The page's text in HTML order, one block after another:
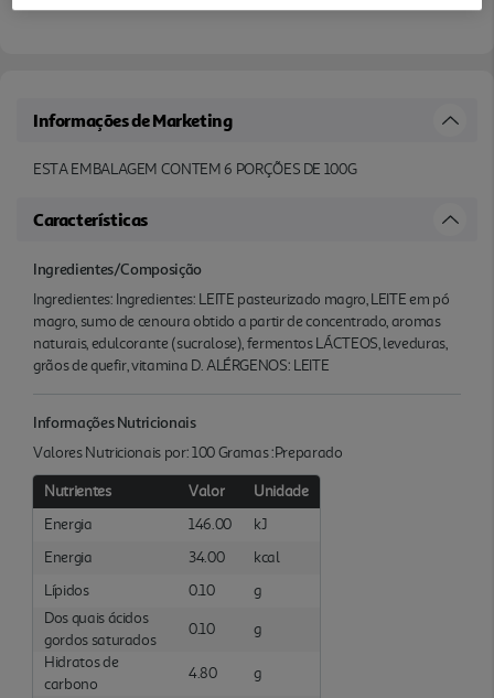
Informações de Marketing
ESTA EMBALAGEM CONTEM 6 PORÇÕES DE 100G
Características
Ingredientes/Composição
Ingredientes: Ingredientes: LEITE pasteurizado magro, LEITE em pó
magro, sumo de cenoura obtido a partir de concentrado, aromas
naturais, edulcorante (sucralose), fermentos LÁCTEOS, leveduras,
grãos de quefir, vitamina D. ALÉRGENOS: LEITE
Informações Nutricionais
Valores Nutricionais por: 100 Gramas :Preparado
Nutrientes Valor
Unidade
Energia
146.00
kJ
Energia
34.00
kcal
Lípidos
0.10
g
Dos quais ácidos
gordos saturados
0.10
g
Hidratos de
carbono
4.80 g